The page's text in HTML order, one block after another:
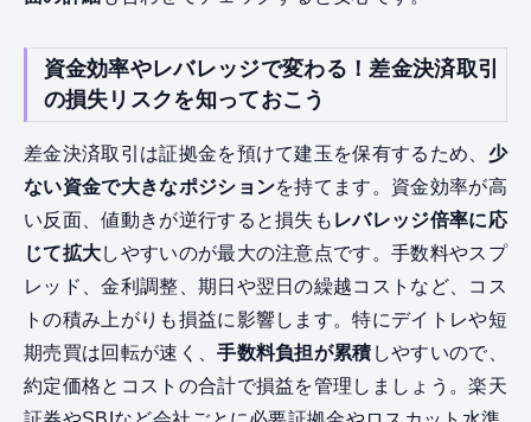
資金効率やレバレッジで変わる！差金決済取引
の損失リスクを知っておこう
差金決済取引は証拠金を預けて建玉を保有するため、 少
ない資金で大きなポジションを持てます。資金効率が高
い反面、値動きが逆行すると損失も レバレッジ倍率に応
じて拡大しやすいのが最大の注意点です。手数料やスプ
レッド、金利調整、期日や翌日の繰越コストなど、コス
トの積み上がりも損益に影響します。特にデイトレや短
期売買は回転が速く、手数料負担が累積 しやすいので、
約定価格とコストの合計で損益を管理しましょう。楽天